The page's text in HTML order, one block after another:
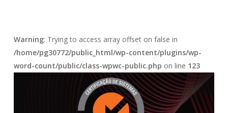
Warning: Trying to access array offset on false in
/home/pg30772/public_html/wp-content/plugins/wp-
word-count/public/class-wpwc-public.php on line 123